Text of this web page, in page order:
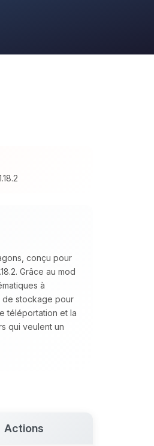
conçu pour
Grâce au mod
à
de stockage pour
téléportation et la
qui veulent un
Actions